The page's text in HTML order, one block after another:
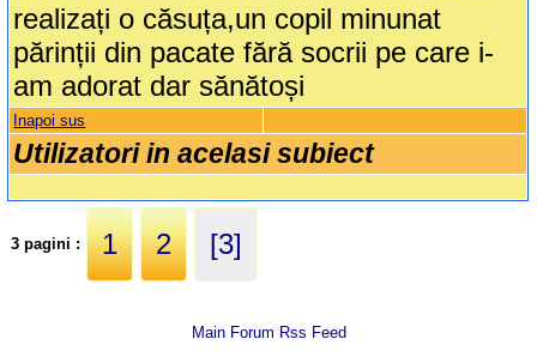
realizați o căsuța,un copil minunat
părinții din pacate fără socrii pe care i-
am adorat dar sănătoși
Inapoi sus
Utilizatori in acelasi subiect
3 pagini : 1 2 [3]
Main Forum Rss Feed